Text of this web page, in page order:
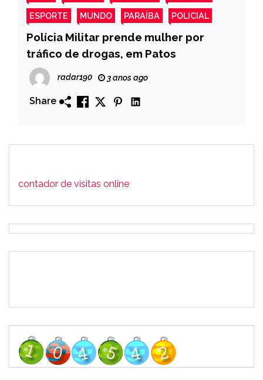
ESPORTE MUNDO PARAÍBA POLICIAL
Polícia Militar prende mulher por
tráfico de drogas, em Patos
radar190 3 anos ago
Share
contador de visitas online